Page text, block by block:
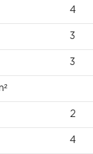
4
3
3
2
4